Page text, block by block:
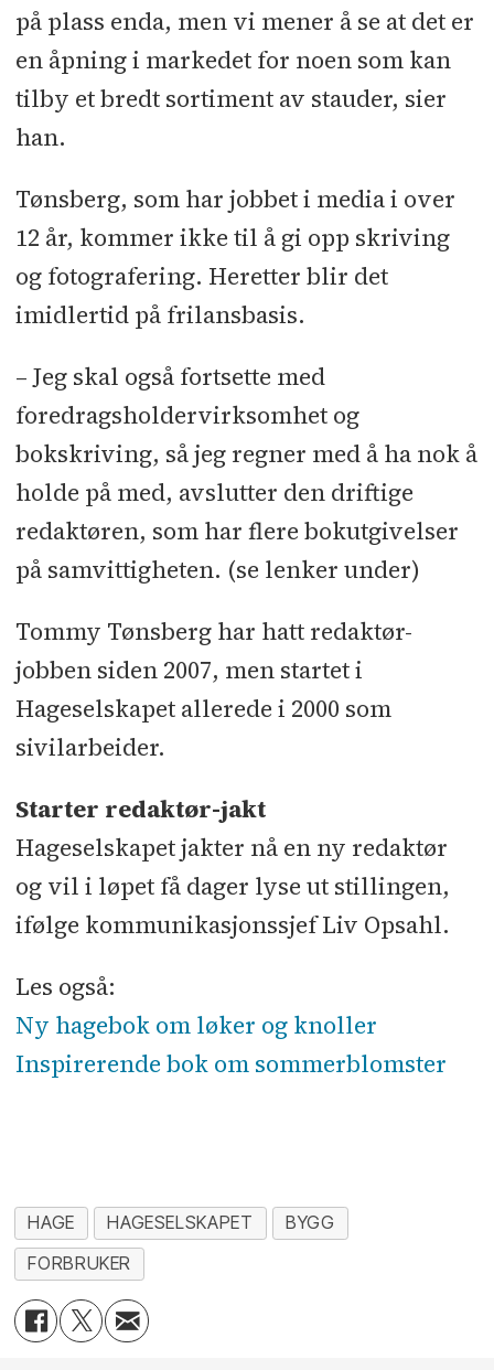
på plass enda, men vi mener å se at det er
en åpning i markedet for noen som kan
tilby et bredt sortiment av stauder, sier
han.
Tønsberg, som har jobbet i media i over
12 år, kommer ikke til å gi opp skriving
og fotografering. Heretter blir det
imidlertid på frilansbasis.
– Jeg skal også fortsette med
foredragsholdervirksomhet og
bokskriving, så jeg regner med å ha nok å
holde på med, avslutter den driftige
redaktøren, som har flere bokutgivelser
på samvittigheten. (se lenker under)
Tommy Tønsberg har hatt redaktør-
jobben siden 2007, men startet i
Hageselskapet allerede i 2000 som
sivilarbeider.
Starter redaktør-jakt
Hageselskapet jakter nå en ny redaktør
og vil i løpet få dager lyse ut stillingen,
ifølge kommunikasjonssjef Liv Opsahl.
Les også:
Ny hagebok om løker og knoller
Inspirerende bok om sommerblomster
HAGE HAGESELSKAPET
BYGG
FORBRUKER